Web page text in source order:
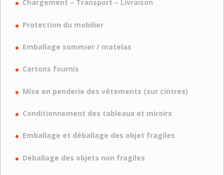
Chargement – Transport – Livraison
Protection du mobilier
Emballage sommier / matelas
Cartons fournis
Mise en penderie des vêtements (sur cintres)
Conditionnement des tableaux et miroirs
Emballage et déballage des objet fragiles
Déballage des objets non fragiles